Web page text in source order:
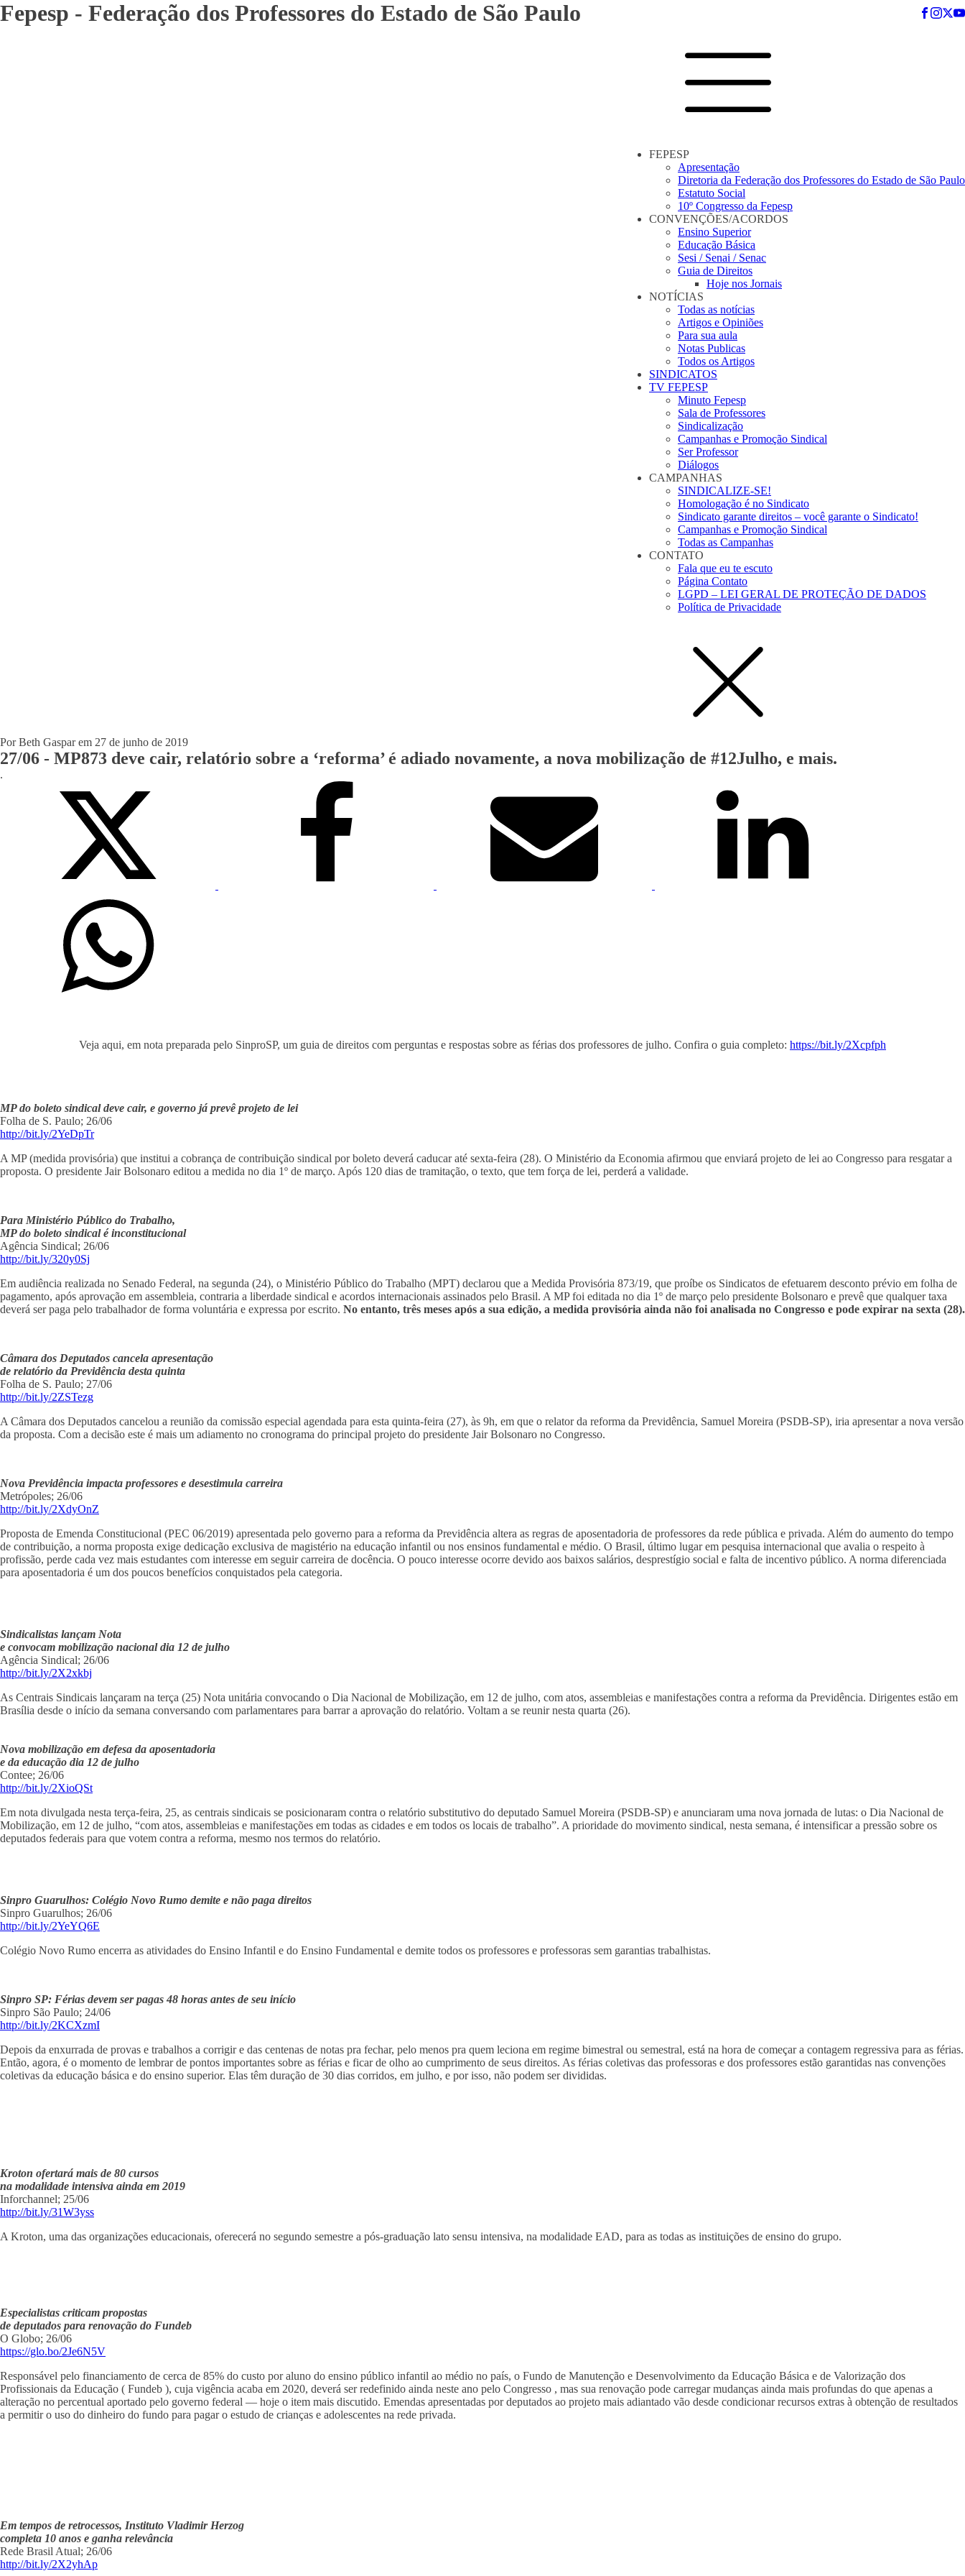
Fepesp - Federação dos Professores do Estado de São Paulo
FEPESP
Apresentação
Diretoria da Federação dos Professores do Estado de São Paulo
Estatuto Social
10º Congresso da Fepesp
CONVENÇÕES/ACORDOS
Ensino Superior
Educação Básica
Sesi / Senai / Senac
Guia de Direitos
Hoje nos Jornais
NOTÍCIAS
Todas as notícias
Artigos e Opiniões
Para sua aula
Notas Publicas
Todos os Artigos
SINDICATOS
TV FEPESP
Minuto Fepesp
Sala de Professores
Sindicalização
Campanhas e Promoção Sindical
Ser Professor
Diálogos
CAMPANHAS
SINDICALIZE-SE!
Homologação é no Sindicato
Sindicato garante direitos – você garante o Sindicato!
Campanhas e Promoção Sindical
Todas as Campanhas
CONTATO
Fala que eu te escuto
Página Contato
LGPD – LEI GERAL DE PROTEÇÃO DE DADOS
Política de Privacidade
PorBeth Gasparem 27 de junho de 2019
27/06 - MP873 deve cair, relatório sobre a ‘reforma’ é adiado novamente, a nova mobilização de #12Julho, e mais.
.
Veja aqui, em nota preparada pelo SinproSP, um guia de direitos com perguntas e respostas sobre as férias dos professores de julho. Confira o guia completo: https://bit.ly/2Xcpfph
MP do boleto sindical deve cair, e governo já prevê projeto de lei
Folha de S. Paulo; 26/06
http://bit.ly/2YeDpTr
A MP (medida provisória) que institui a cobrança de contribuição sindical por boleto deverá caducar até sexta-feira (28). O Ministério da Economia afirmou que enviará projeto de lei ao Congresso para resgatar a
proposta. O presidente Jair Bolsonaro editou a medida no dia 1º de março. Após 120 dias de tramitação, o texto, que tem força de lei, perderá a validade.
Para Ministério Público do Trabalho,
MP do boleto sindical é inconstitucional
Agência Sindical; 26/06
http://bit.ly/320y0Sj
Em audiência realizada no Senado Federal, na segunda (24), o Ministério Público do Trabalho (MPT) declarou que a Medida Provisória 873/19, que proíbe os Sindicatos de efetuarem desconto prévio em folha de
pagamento, após aprovação em assembleia, contraria a liberdade sindical e acordos internacionais assinados pelo Brasil. A MP foi editada no dia 1º de março pelo presidente Bolsonaro e prevê que qualquer taxa
deverá ser paga pelo trabalhador de forma voluntária e expressa por escrito. No entanto, três meses após a sua edição, a medida provisória ainda não foi analisada no Congresso e pode expirar na sexta (28).
Câmara dos Deputados cancela apresentação
de relatório da Previdência desta quinta
Folha de S. Paulo; 27/06
http://bit.ly/2ZSTezg
A Câmara dos Deputados cancelou a reunião da comissão especial agendada para esta quinta-feira (27), às 9h, em que o relator da reforma da Previdência, Samuel Moreira (PSDB-SP), iria apresentar a nova versão
da proposta. Com a decisão este é mais um adiamento no cronograma do principal projeto do presidente Jair Bolsonaro no Congresso.
Nova Previdência impacta professores e desestimula carreira
Metrópoles; 26/06
http://bit.ly/2XdyOnZ
Proposta de Emenda Constitucional (PEC 06/2019) apresentada pelo governo para a reforma da Previdência altera as regras de aposentadoria de professores da rede pública e privada. Além do aumento do tempo
de contribuição, a norma proposta exige dedicação exclusiva de magistério na educação infantil ou nos ensinos fundamental e médio. O Brasil, último lugar em pesquisa internacional que avalia o respeito à
profissão, perde cada vez mais estudantes com interesse em seguir carreira de docência. O pouco interesse ocorre devido aos baixos salários, desprestígio social e falta de incentivo público. A norma diferenciada
para aposentadoria é um dos poucos benefícios conquistados pela categoria.
Sindicalistas lançam Nota
e convocam mobilização nacional dia 12 de julho
Agência Sindical; 26/06
http://bit.ly/2X2xkbj
As Centrais Sindicais lançaram na terça (25) Nota unitária convocando o Dia Nacional de Mobilização, em 12 de julho, com atos, assembleias e manifestações contra a reforma da Previdência. Dirigentes estão em
Brasília desde o início da semana conversando com parlamentares para barrar a aprovação do relatório. Voltam a se reunir nesta quarta (26).
Nova mobilização em defesa da aposentadoria
e da educação dia 12 de julho
Contee; 26/06
http://bit.ly/2XioQSt
Em nota divulgada nesta terça-feira, 25, as centrais sindicais se posicionaram contra o relatório substitutivo do deputado Samuel Moreira (PSDB-SP) e anunciaram uma nova jornada de lutas: o Dia Nacional de
Mobilização, em 12 de julho, “com atos, assembleias e manifestações em todas as cidades e em todos os locais de trabalho”. A prioridade do movimento sindical, nesta semana, é intensificar a pressão sobre os
deputados federais para que votem contra a reforma, mesmo nos termos do relatório.
Sinpro Guarulhos: Colégio Novo Rumo demite e não paga direitos
Sinpro Guarulhos; 26/06
http://bit.ly/2YeYQ6E
Colégio Novo Rumo encerra as atividades do Ensino Infantil e do Ensino Fundamental e demite todos os professores e professoras sem garantias trabalhistas.
Sinpro SP: Férias devem ser pagas 48 horas antes de seu início
Sinpro São Paulo; 24/06
http://bit.ly/2KCXzmI
Depois da enxurrada de provas e trabalhos a corrigir e das centenas de notas pra fechar, pelo menos pra quem leciona em regime bimestral ou semestral, está na hora de começar a contagem regressiva para as férias.
Então, agora, é o momento de lembrar de pontos importantes sobre as férias e ficar de olho ao cumprimento de seus direitos. As férias coletivas das professoras e dos professores estão garantidas nas convenções
coletivas da educação básica e do ensino superior. Elas têm duração de 30 dias corridos, em julho, e por isso, não podem ser divididas.
Kroton ofertará mais de 80 cursos
na modalidade intensiva ainda em 2019
Inforchannel; 25/06
http://bit.ly/31W3yss
A Kroton, uma das organizações educacionais, oferecerá no segundo semestre a pós-graduação lato sensu intensiva, na modalidade EAD, para as todas as instituições de ensino do grupo.
Especialistas criticam propostas
de deputados para renovação do Fundeb
O Globo; 26/06
https://glo.bo/2Je6N5V
Responsável pelo financiamento de cerca de 85% do custo por aluno do ensino público infantil ao médio no país, o Fundo de Manutenção e Desenvolvimento da Educação Básica e de Valorização dos
Profissionais da Educação ( Fundeb ), cuja vigência acaba em 2020, deverá ser redefinido ainda neste ano pelo Congresso , mas sua renovação pode carregar mudanças ainda mais profundas do que apenas a
alteração no percentual aportado pelo governo federal — hoje o item mais discutido. Emendas apresentadas por deputados ao projeto mais adiantado vão desde condicionar recursos extras à obtenção de resultados
a permitir o uso do dinheiro do fundo para pagar o estudo de crianças e adolescentes na rede privada.
Em tempos de retrocessos, Instituto Vladimir Herzog
completa 10 anos e ganha relevância
Rede Brasil Atual; 26/06
http://bit.ly/2X2yhAp